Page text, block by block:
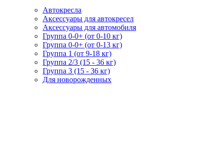
Автокресла
Аксессуары для автокресел
Аксессуары для автомобиля
Группа 0-0+ (от 0-10 кг)
Группа 0-0+ (от 0-13 кг)
Группа 1 (от 9-18 кг)
Группа 2/3 (15 - 36 кг)
Группа 3 (15 - 36 кг)
Для новорожденных